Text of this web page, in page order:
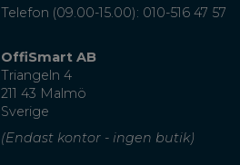
Telefon (09.00-15.00): 010-516 47 57
OffiSmart AB
Triangeln 4
211 43 Malmö
Sverige
(Endast kontor - ingen butik)